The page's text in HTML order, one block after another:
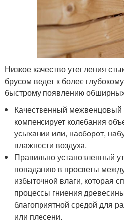
Низкое качество утепления
брусом ведет к более
быстрому появлению
Качественный межвенцовый
компенсирует колебания
усыхании или, наоборот,
влажности воздуха.
Правильно установленный
попаданию в просветы
избыточной влаги, которая
процессы гниения
благоприятной средой для
или плесени.